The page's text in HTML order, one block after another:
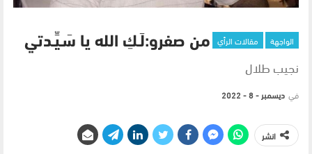
الواجهة مقالات الرأي من صفرو:لَـكِ الله يا سَـيِّـدتي
نجيب طلال
في ديسمبر - 8 - 2022
انشر